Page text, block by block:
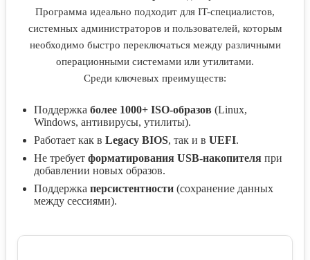
Программа идеально подходит для IT-специалистов,
системных администраторов и пользователей, которым
необходимо быстро переключаться между различными
операционными системами или утилитами.
Среди ключевых преимуществ:
Поддержка более 1000+ ISO-образов (Linux,
Windows, антивирусы, утилиты).
Работает как в Legacy BIOS, так и в UEFI.
Не требует форматирования USB-накопителя при
добавлении новых образов.
Поддержка персистентности (сохранение данных
между сессиями).